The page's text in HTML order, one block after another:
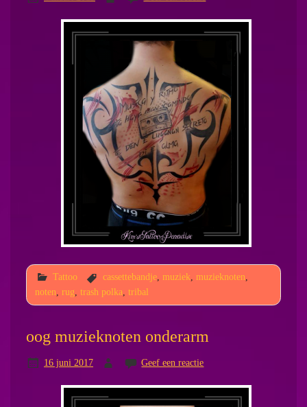
Tattoo cassettebandje, muziek muzieknoten
noten, rug, trash polka, tribal
oog muzieknoten onderarm
16 juni 2017 Geef een reactie